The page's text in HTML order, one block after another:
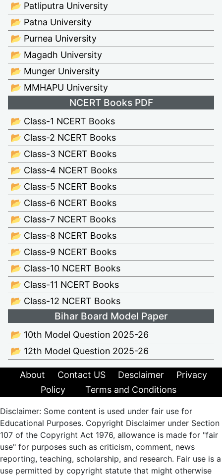
📂 Patliputra University
📂 Patna University
📂 Purnea University
📂 Magadh University
📂 Munger University
📂 MMHAPU University
NCERT Books PDF
📂 Class-1 NCERT Books
📂 Class-2 NCERT Books
📂 Class-3 NCERT Books
📂 Class-4 NCERT Books
📂 Class-5 NCERT Books
📂 Class-6 NCERT Books
📂 Class-7 NCERT Books
📂 Class-8 NCERT Books
📂 Class-9 NCERT Books
📂 Class-10 NCERT Books
📂 Class-11 NCERT Books
📂 Class-12 NCERT Books
Bihar Board Model Paper
📂 10th Model Question 2025-26
📂 12th Model Question 2025-26
About Contact US Desclaimer
Privacy
Policy
Terms and Conditions
Disclaimer: Some content is used under fair use for
Educational Purposes. Copyright Disclaimer under Section
107 of the Copyright Act 1976, allowance is made for "fair
use" for purposes such as criticism, comment, news
reporting, teaching, scholarship, and research. Fair use is a
use permitted by copyright statute that might otherwise